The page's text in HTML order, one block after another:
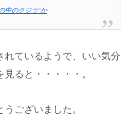
中のクジラ”か
れているようで、いい気分
ると・・・・・。
ございました。